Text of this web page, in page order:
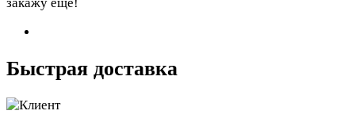
Быстрая доставка